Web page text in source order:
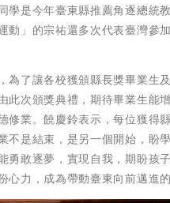
學是今年臺東縣推薦角逐總統
動」的宗祐還多次代表臺灣參
為了讓各校獲頒縣長獎畢業生
此次頒獎典禮，期待畢業生能
修業。饒慶鈴表示，每位獲得
不是結束，是另一個開始，盼
勇敢逐夢，實現自我，期盼孩
心力，成為帶動臺東向前邁進的